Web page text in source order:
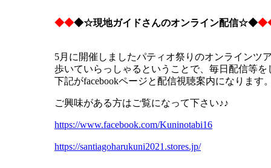
◆◆◆☆現地ガイドさんのオンライン配信☆◆
5月に開催しましたパティオ祭りのオンラインツ
歩いていらっしゃるということで、毎日配信等
下記がfacebookページと配信視聴案内になります
ご興味がある方はご覧になって下さい♪♪
https://www.facebook.com/Kuninotabi16
https://santiagoharukuni2021.stores.jp/